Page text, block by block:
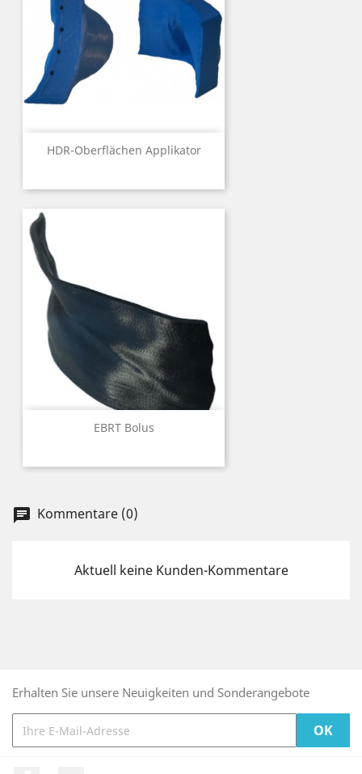
HDR-Oberflächen Applikator
EBRT Bolus
chat Kommentare (0)
Aktuell keine Kunden-Kommentare
Erhalten Sie unsere Neuigkeiten und Sonderangebote